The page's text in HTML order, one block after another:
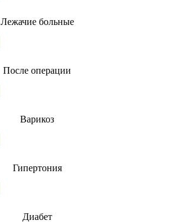
Лежачие больные
После операции
Варикоз
Гипертония
Диабет